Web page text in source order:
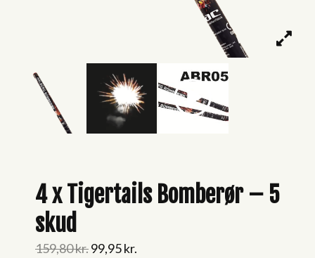
4 x Tigertails Bomberør – 5
skud
159,80kr.Original
99,95kr.